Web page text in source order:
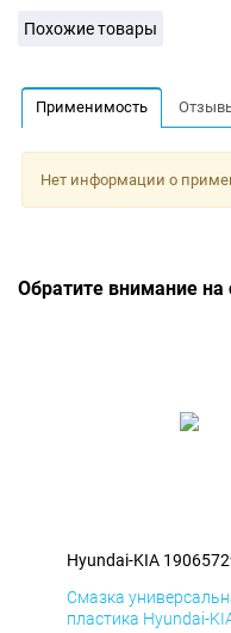
Похожие товары
Применимость
Нет информации о
Обратите внимание
Hyundai-KIA
Смазка
пластика Hyundai-